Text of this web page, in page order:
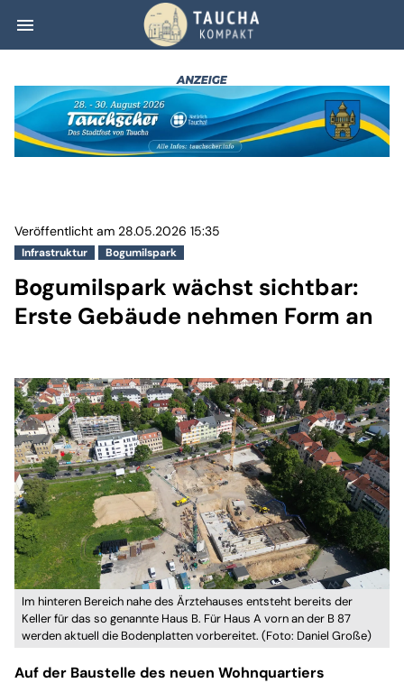
menu Bogumilspark
Infrastruktur Bogumilspark
Veröffentlicht am 28.05.2026 15:35
Bogumilspark wächst sichtbar:
Erste Gebäude nehmen Form an
Im hinteren Bereich nahe des Ärztehauses entsteht bereits der
Keller für das so genannte Haus B. Für Haus A vorn an der B 87
werden aktuell die Bodenplatten vorbereitet. (Foto: Daniel Große)
Auf der Baustelle des neuen Wohnquartiers